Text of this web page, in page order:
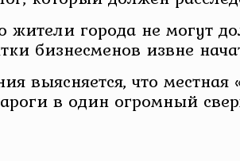
жители города не могут
бизнесменов извне
выясняется, что
в один огромный